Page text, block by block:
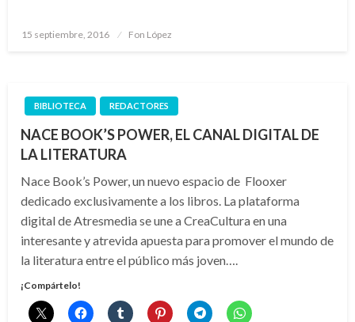
Publicado
15 septiembre, 2016 Fon López
BIBLIOTECA REDACTORES
NACE BOOK’S POWER, EL CANAL DIGITAL DE
LA LITERATURA
Nace Book’s Power, un nuevo espacio de Flooxer
dedicado exclusivamente a los libros. La plataforma
digital de Atresmedia se une a CreaCultura en una
interesante y atrevida apuesta para promover el mundo de
la literatura entre el público más joven….
¡Compártelo!